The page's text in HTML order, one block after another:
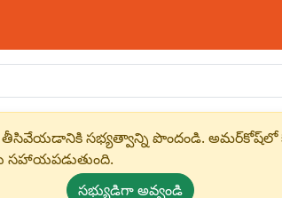
సభ్యత్వాన్ని పొందండి.
సహాయపడుతుంది.
సభ్యుడిగా అవ్వండి